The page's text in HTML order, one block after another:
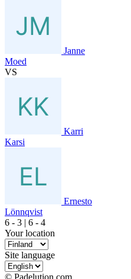
Janne
Moed
VS
Karri
Karsi
Ernesto
Lönnqvist
6 - 3 | 6 - 4
Your location
Site language
© Padelution.com